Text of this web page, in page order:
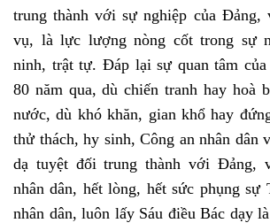
trung thành với sự nghiệp của Đảng,
vụ, là lực lượng nòng cốt trong sự
ninh, trật tự. Đáp lại sự quan tâm
80 năm qua, dù chiến tranh hay hoà
nước, dù khó khăn, gian khổ hay
thử thách, hy sinh, Công an nhân dân
dạ tuyệt đối trung thành với Đảng,
nhân dân, hết lòng, hết sức phụng sự
nhân dân, luôn lấy Sáu điều Bác dạy